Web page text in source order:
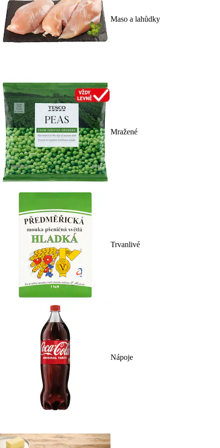
Maso a lahůdky
Mražené
Trvanlivé
Nápoje